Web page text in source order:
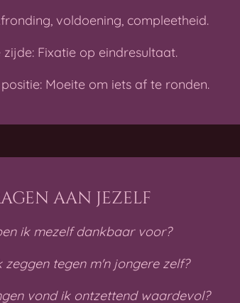
voldoening, compleetheid.
zijde: Fixatie op eindresultaat.
Moeite om iets af te ronden.
aan jezelf
ik mezelf dankbaar voor?
zeggen tegen m'n jongere zelf?
vond ik ontzettend waardevol?